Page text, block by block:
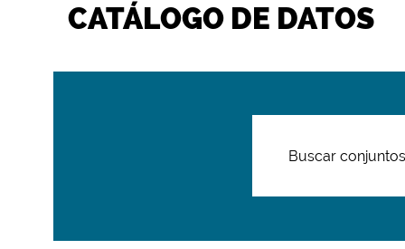
CATÁLOGO DE DATOS